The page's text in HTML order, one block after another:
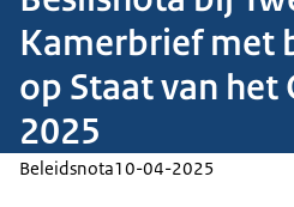
Kamerbrief met
op Staat van het
2025
Beleidsnota10-04-2025